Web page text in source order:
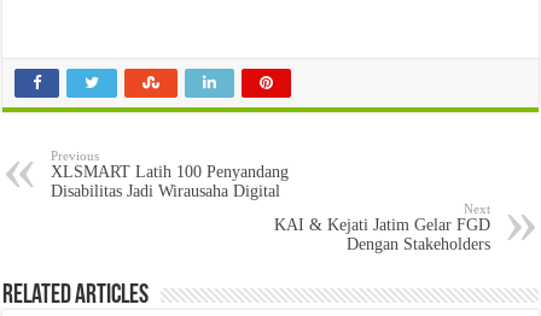
Previous
XLSMART Latih 100 Penyandang
Disabilitas Jadi Wirausaha Digital
Next
KAI & Kejati Jatim Gelar FGD
Dengan Stakeholders
Related Articles